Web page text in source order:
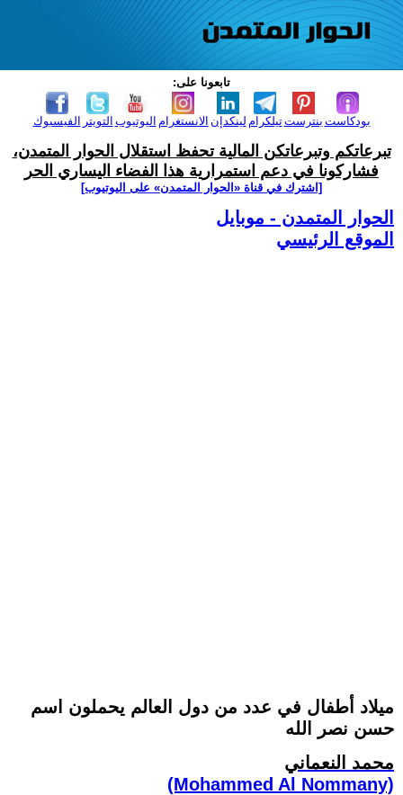
تابعونا على:
الفيسبوك التويتر اليوتيوب الانستغرام لينكدإن تيلكرامبنترست بودكاست
تبرعاتكم وتبرعاتكن المالية تحفظ استقلال الحوار المتمدن،
فشاركونا في دعم استمرارية هذا الفضاء اليساري الحر
[اشترك في قناة ‫«الحوار المتمدن» على اليوتيوب]
الحوار المتمدن - موبايل
الموقع الرئيسي
ميلاد أطفال في عدد من دول العالم يحملون اسم
حسن نصر الله
محمد النعماني
(Mohammed Al Nommany)